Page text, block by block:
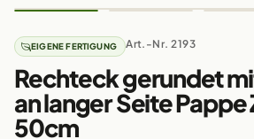
EIGENE FERTIGUNG Art.-Nr. 2193
Rechteck gerundet
an langer Seite
50cm